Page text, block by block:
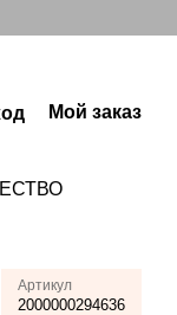
Мой заказ
Артикул
2000000294636